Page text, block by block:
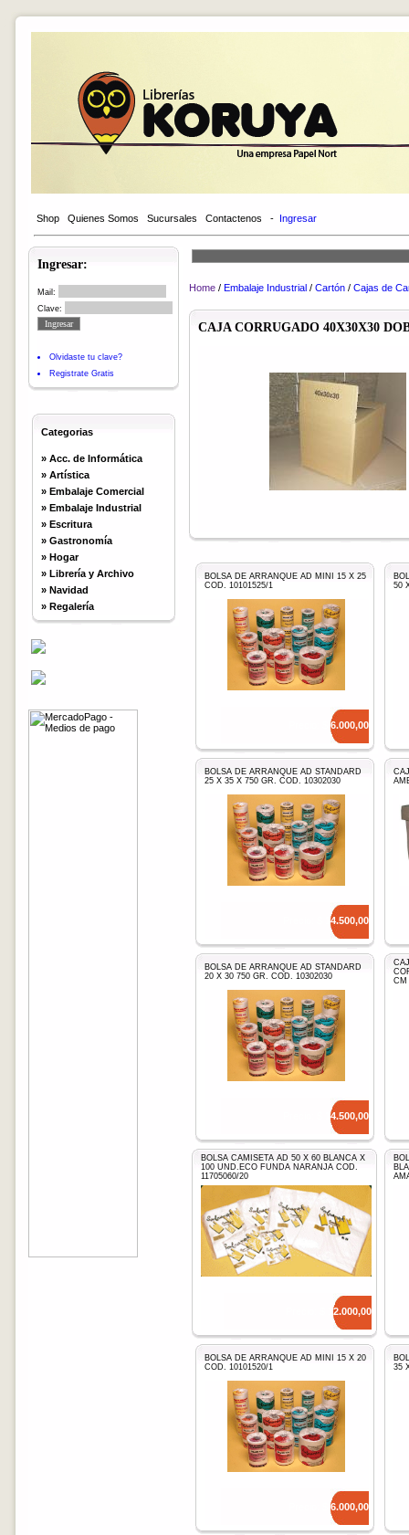
Shop Quienes Somos Sucursales Contactenos - Ingresar
Ingresar:
Mail:
Clave:
Olvidaste tu clave?
Registrate Gratis
Categorias
» Acc. de Informática
» Artística
» Embalaje Comercial
» Embalaje Industrial
» Escritura
» Gastronomía
» Hogar
» Librería y Archivo
» Navidad
» Regalería
Home / Embalaje Industrial / Cartón / Cajas de
CAJA CORRUGADO 40X30X30
BOLSA DE ARRANQUE AD MINI 15 X 25
COD. 10101525/1
6.000,00
50
BOLSA DE ARRANQUE AD STANDARD
25 X 35 X 750 GR. COD. 10302030
14.500,00
BOLSA DE ARRANQUE AD STANDARD
20 X 30 750 GR. COD. 10302030
14.500,00
CM
BOLSA CAMISETA AD 50 X 60 BLANCA X
100 UND.ECO FUNDA NARANJA COD.
11705060/20
12.000,00
BOLSA DE ARRANQUE AD MINI 15 X 20
COD. 10101520/1
6.000,00
35